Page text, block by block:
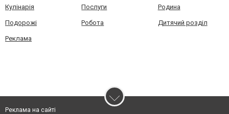
Кулінарія Послуги Родина
Подорожі Робота Дитячий розділ
Реклама
Реклама на сайті